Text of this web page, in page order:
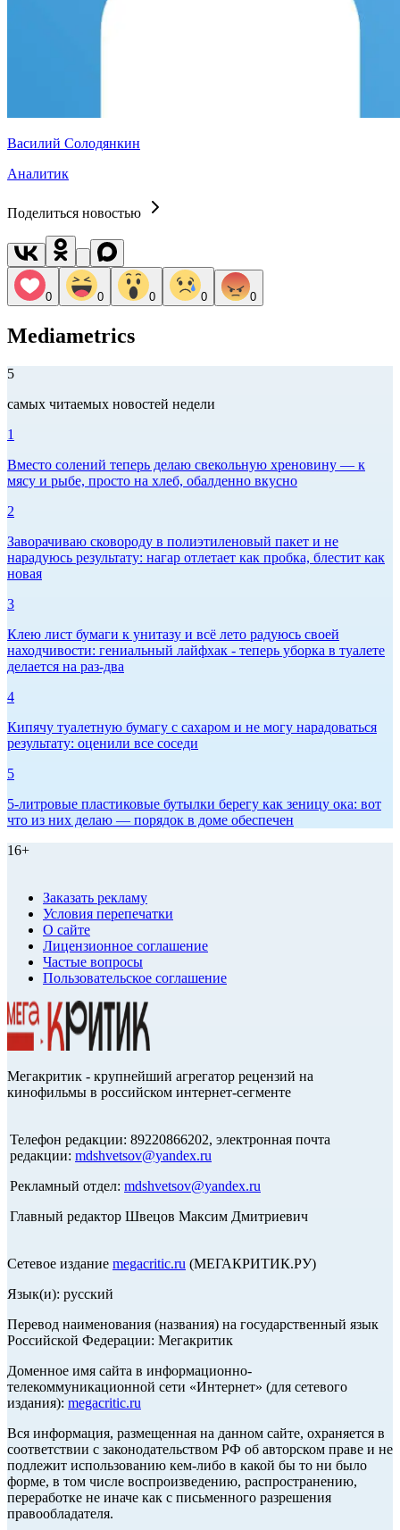
Василий Солодянкин
Аналитик
Поделиться новостью
0 0 0 0 0
Mediametrics
5
самых читаемых новостей недели
1
Вместо солений теперь делаю свекольную хреновину — к
мясу и рыбе, просто на хлеб, обалденно вкусно
2
Заворачиваю сковороду в полиэтиленовый пакет и не
нарадуюсь результату: нагар отлетает как пробка, блестит как
новая
3
Клею лист бумаги к унитазу и всё лето радуюсь своей
находчивости: гениальный лайфхак - теперь уборка в туалете
делается на раз-два
4
Кипячу туалетную бумагу с сахаром и не могу нарадоваться
результату: оценили все соседи
5
5-литровые пластиковые бутылки берегу как зеницу ока: вот
что из них делаю — порядок в доме обеспечен
16+
Заказать рекламу
Условия перепечатки
О сайте
Лицензионное соглашение
Частые вопросы
Пользовательское соглашение
Мегакритик - крупнейший агрегатор рецензий на
кинофильмы в российском интернет-сегменте
Телефон редакции: 89220866202, электронная почта
редакции: mdshvetsov@yandex.ru
Рекламный отдел: mdshvetsov@yandex.ru
Главный редактор Швецов Максим Дмитриевич
Сетевое издание megacritic.ru (МЕГАКРИТИК.РУ)
Язык(и): русский
Перевод наименования (названия) на государственный язык
Российской Федерации: Мегакритик
Доменное имя сайта в информационно-
телекоммуникационной сети «Интернет» (для сетевого
издания): megacritic.ru
Вся информация, размещенная на данном сайте, охраняется в
соответствии с законодательством РФ об авторском праве и не
подлежит использованию кем-либо в какой бы то ни было
форме, в том числе воспроизведению, распространению,
переработке не иначе как с письменного разрешения
правообладателя.